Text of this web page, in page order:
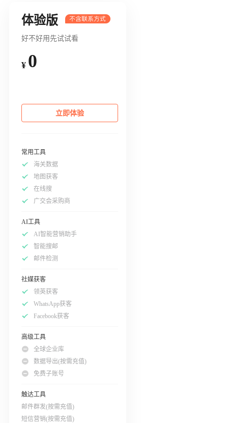
体验版
好不好用先试试看
¥ 0
立即体验
常用工具
海关数据
地图获客
在线搜
广交会采购商
AI工具
AI智能营销助手
智能搜邮
邮件检测
社媒获客
领英获客
WhatsApp获客
Facebook获客
高级工具
全球企业库
数据导出(按需充值)
免费子账号
触达工具
邮件群发(按需充值)
短信营销(按需充值)